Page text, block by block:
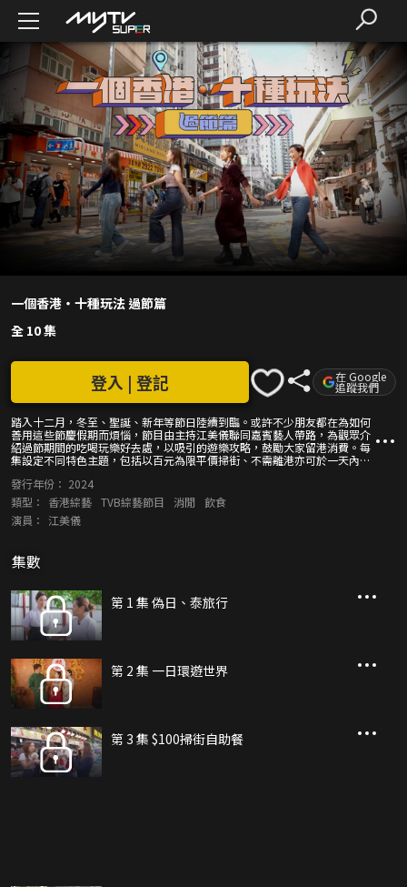
一個香港‧十種玩法 過節篇
全 10 集
踏入十二月，冬至、聖誕、新年等節日陸續到臨。或許不少朋友都在為如何
善用這些節慶假期而煩惱，節目由主持江美儀聯同嘉賓藝人帶路，為觀眾介
紹過節期間的吃喝玩樂好去處，以吸引的遊樂攻略，鼓勵大家留港消費。每
集設定不同特色主題，包括以百元為限平價掃街、不需離港亦可於一天內用
等，題材包羅萬有。大家只需參考箇中指南，就可輕鬆暢玩過節。
登入 | 登記 在 Google
追蹤我們
發行年份： 2024
類型：
香港綜藝 TVB綜藝節目 消閒
飲食
演員：
江美儀
集數
第 1 集 偽日、泰旅行
第 2 集 一日環遊世界
第 3 集 $100掃街自助餐